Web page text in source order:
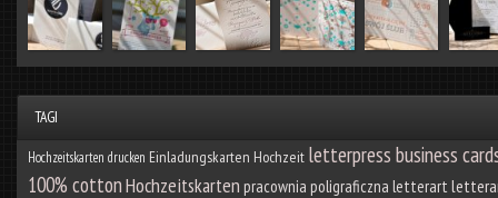
TAGI
Hochzeitskarten drucken Einladungskarten Hochzeit letterpress business
100% cottonHochzeitskarten pracownia poligraficzna letterart